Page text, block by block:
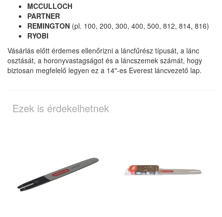
MCCULLOCH
PARTNER
REMINGTON (pl. 100, 200, 300, 400, 500, 812, 814, 816)
RYOBI
Vásárlás előtt érdemes ellenőrizni a láncfűrész típusát, a lánc
osztását, a horonyvastagságot és a láncszemek számát, hogy
biztosan megfelelő legyen ez a 14"-es Everest láncvezető lap.
Ezek is érdekelhetnek